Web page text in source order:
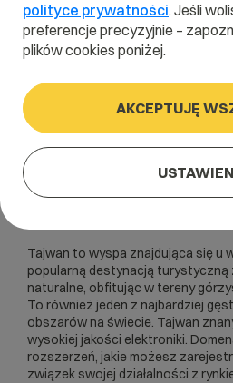
Szukaj
Tajwan to wyspa znajdująca się u
popularną destynacją turystyczną
naturalne, obfitując w tereny
To również jeden z najbardziej
obszarów na świecie. Tajwan
wysokiej jakości elektroniki.
rozszerzeń, jakie możesz
związek swojej działalności z
polityce prywatności. Jeśli
preferencje precyzyjnie –
plików cookies poniżej.
AKCEPTUJĘ